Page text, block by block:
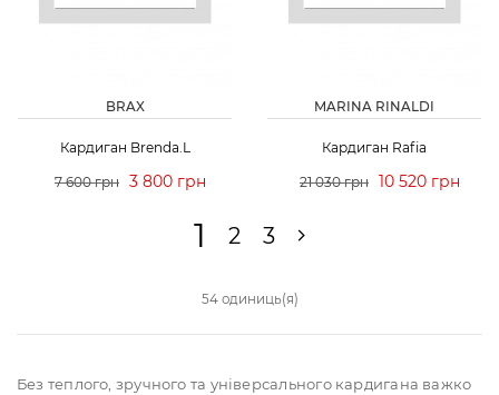
BRAX
Кардиган Brenda.L
7 600 грн 3 800 грн
MARINA RINALDI
Кардиган Rafia
21 030 грн 10 520 грн
1 2 3
54 одиниць(я)
Без теплого, зручного та універсального кардигана важко